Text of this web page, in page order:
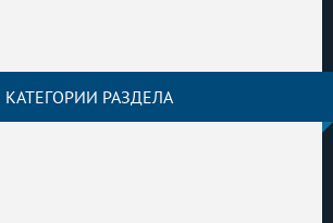
КАТЕГОРИИ РАЗДЕЛА